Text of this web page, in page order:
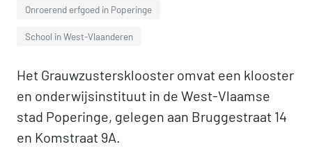
Onroerend erfgoed in Poperinge
School in West-Vlaanderen
Het Grauwzustersklooster omvat een klooster
en onderwijsinstituut in de West-Vlaamse
stad Poperinge, gelegen aan Bruggestraat 14
en Komstraat 9A.